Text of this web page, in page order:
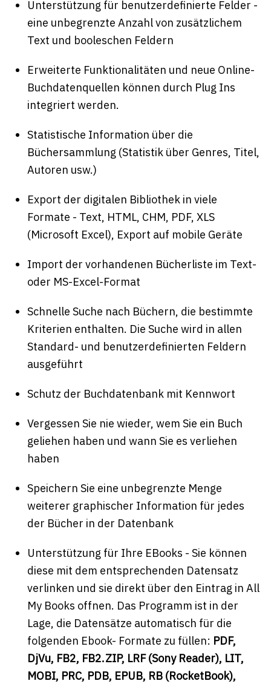
Unterstützung für benutzerdefinierte Felder -
eine unbegrenzte Anzahl von zusätzlichem
Text und booleschen Feldern
Erweiterte Funktionalitäten und neue Online-
Buchdatenquellen können durch Plug Ins
integriert werden.
Statistische Information über die
Büchersammlung (Statistik über Genres, Titel,
Autoren usw.)
Export der digitalen Bibliothek in viele
Formate - Text, HTML, CHM, PDF, XLS
(Microsoft Excel), Export auf mobile Geräte
Import der vorhandenen Bücherliste im Text-
oder MS-Excel-Format
Schnelle Suche nach Büchern, die bestimmte
Kriterien enthalten. Die Suche wird in allen
Standard- und benutzerdefinierten Feldern
ausgeführt
Schutz der Buchdatenbank mit Kennwort
Vergessen Sie nie wieder, wem Sie ein Buch
geliehen haben und wann Sie es verliehen
haben
Speichern Sie eine unbegrenzte Menge
weiterer graphischer Information für jedes
der Bücher in der Datenbank
Unterstützung für Ihre EBooks - Sie können
diese mit dem entsprechenden Datensatz
verlinken und sie direkt über den Eintrag in All
My Books offnen. Das Programm ist in der
Lage, die Datensätze automatisch für die
folgenden Ebook- Formate zu füllen: PDF,
DjVu, FB2, FB2.ZIP, LRF (Sony Reader), LIT,
MOBI, PRC, PDB, EPUB, RB (RocketBook),